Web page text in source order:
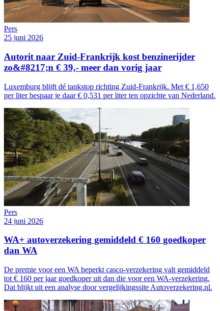
Pers
25 juni 2026
Autorit naar Zuid-Frankrijk kost benzinerijder
zo&#8217;n € 39,- meer dan vorig jaar
Luxemburg blijft dé tankstop richting Zuid-Frankrijk. Met € 1,650
per liter bespaar je daar € 0,531 per liter ten opzichte van Nederland.
Pers
24 juni 2026
WA+ autoverzekering gemiddeld € 160 goedkoper
dan WA
De premie voor een WA beperkt casco-verzekering valt gemiddeld
tot € 160 per jaar goedkoper uit dan die voor een WA-verzekering.
Dat blijkt uit een analyse door vergelijkingssite Autoverzekering.nl.